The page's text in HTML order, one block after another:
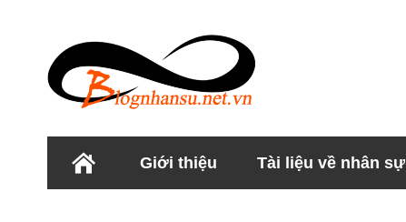
Giới thiệu Tài liệu về nhân sự